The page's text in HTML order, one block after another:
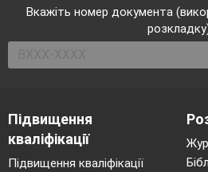
Вкажіть номер документа
Підвищення
кваліфікації
Підвищення кваліфікації